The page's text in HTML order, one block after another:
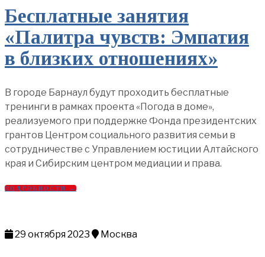
Бесплатные занятия
«Палитра чувств: Эмпатия
в близких отношениях»
В городе Барнаул будут проходить бесплатные
тренинги в рамках проекта «Погода в доме»,
реализуемого при поддержке Фонда президентских
грантов Центром социального развития семьи в
сотрудничестве с Управлением юстиции Алтайского
края и Сибирским центром медиации и права.
ПОДРОБНОСТИ →
29 октября 2023 Москва